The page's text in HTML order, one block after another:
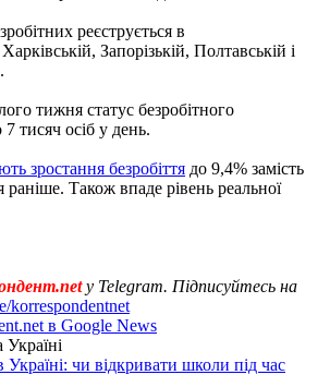
реєструється в
Запорізькій, Полтавській і
тижня статус безробітного
тисяч осіб у день.
зростання безробіття до 9,4% замість
раніше. Також впаде рівень реальної
у Telegram. Підписуйтесь на
korrespondentnet
в Google News
чи відкривати школи під час